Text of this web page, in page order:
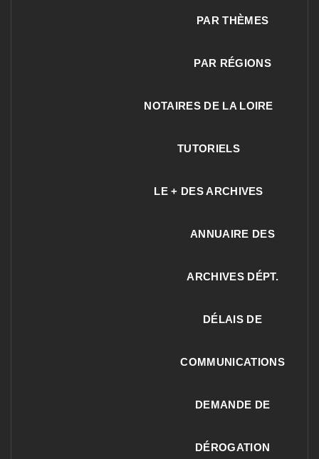
PAR THÈMES
PAR RÉGIONS
NOTAIRES DE LA LOIRE
TUTORIELS
LE + DES ARCHIVES
ANNUAIRE DES
ARCHIVES DÉPT.
DÉLAIS DE
COMMUNICATIONS
DEMANDE DE
DÉROGATION